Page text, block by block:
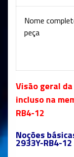
Nome
peça
Visão geral
incluso na
RB4-12
Noções
2933Y-RB4-12